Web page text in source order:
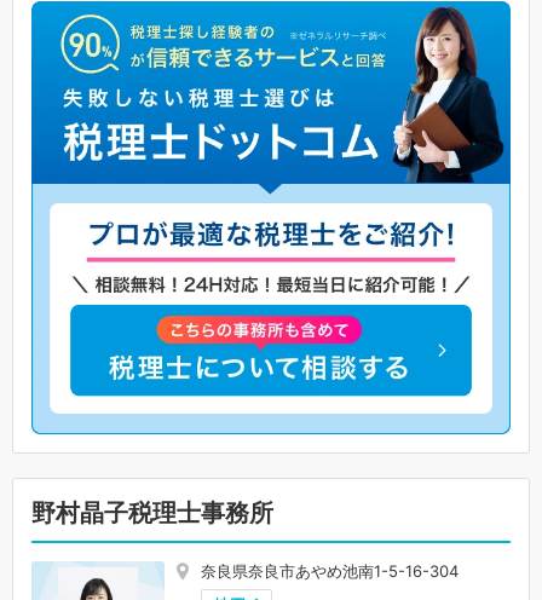
野村晶子税理士事務所
奈良県奈良市あやめ池南1-5-16-304